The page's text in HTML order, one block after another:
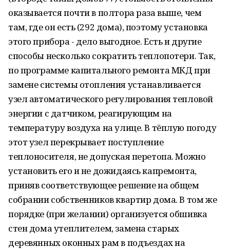
оказывается почти в полтора раза выше, чем
там, где он есть (292 дома), поэтому установка
этого прибора - дело выгодное. Есть и другие
способы несколько сократить теплопотери. Так,
по программе капитального ремонта МКД при
замене системы отопления устанавливается
узел автоматического регулирования тепловой
энергии с датчиком, реагирующим на
температуру воздуха на улице. В тёплую погоду
этот узел перекрывает поступление
теплоносителя, не допуская перетопа. Можно
установить его и не дожидаясь капремонта,
приняв соответствующее решение на общем
собрании собственников квартир дома. В том же
порядке (при желании) организуется обшивка
стен дома утеплителем, замена старых
деревянных оконных рам в подъездах на